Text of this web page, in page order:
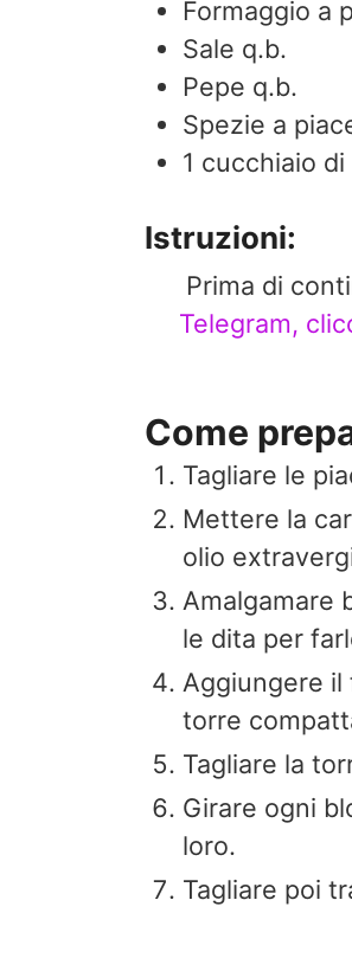
Formaggio a
Sale q.b.
Pepe q.b.
Spezie a
1 cucchiaio
Istruzioni:
Prima di
Telegram,
Come
Tagliare le
Mettere la
olio
Amalgamare
le dita per
Aggiungere
torre
Tagliare la
Girare ogni
loro.
Tagliare poi